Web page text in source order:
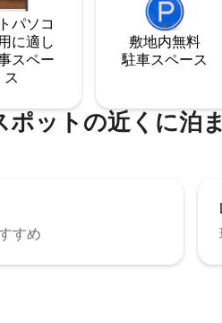
パソコ
に適し
スペー
ス
敷地内無料
駐⁠車ス⁠ペ⁠ー⁠ス
ットの近くに泊
すめ